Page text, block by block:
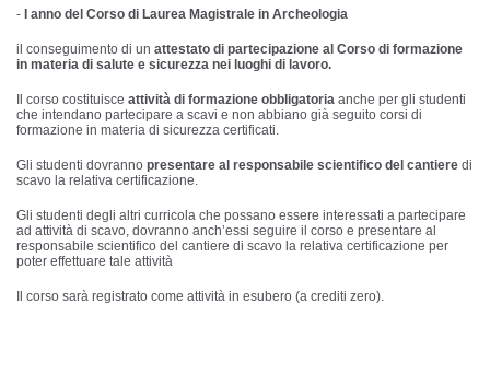
- I anno del Corso di Laurea Magistrale in Archeologia
il conseguimento di un attestato di partecipazione al Corso di formazione
in materia di salute e sicurezza nei luoghi di lavoro.
Il corso costituisce attività di formazione obbligatoria anche per gli studenti
che intendano partecipare a scavi e non abbiano già seguito corsi di
formazione in materia di sicurezza certificati.
Gli studenti dovranno presentare al responsabile scientifico del cantiere di
scavo la relativa certificazione.
Gli studenti degli altri curricola che possano essere interessati a partecipare
ad attività di scavo, dovranno anch’essi seguire il corso e presentare al
responsabile scientifico del cantiere di scavo la relativa certificazione per
poter effettuare tale attività
Il corso sarà registrato come attività in esubero (a crediti zero).